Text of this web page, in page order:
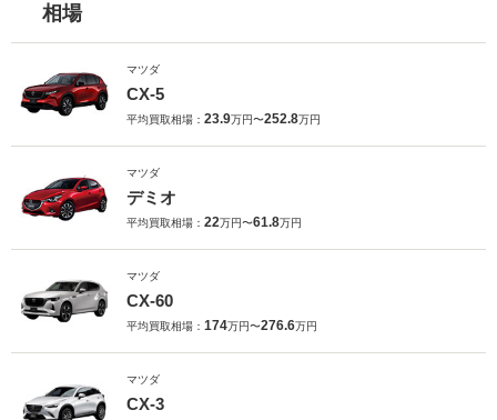
相場
マツダ
CX-5
平均買取相場： 23.9万円〜252.8万円
マツダ
デミオ
平均買取相場： 22万円〜61.8万円
マツダ
CX-60
平均買取相場： 174万円〜276.6万円
マツダ
CX-3